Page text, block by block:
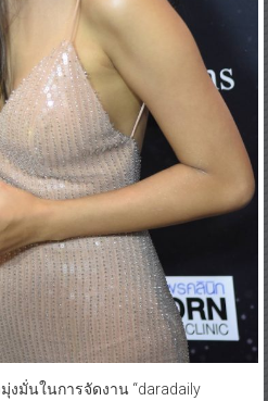
งมั่นในการจัดงาน “daradaily